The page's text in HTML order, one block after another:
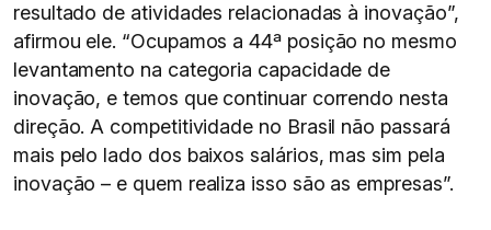
resultado de atividades relacionadas à inovação”,
afirmou ele. “Ocupamos a 44ª posição no mesmo
levantamento na categoria capacidade de
inovação, e temos que continuar correndo nesta
direção. A competitividade no Brasil não passará
mais pelo lado dos baixos salários, mas sim pela
inovação – e quem realiza isso são as empresas”.